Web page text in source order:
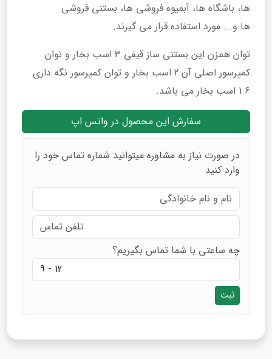
ها، باشگاه ها، آبمیوه فروشی ها، بستنی فروشی
ها و... مورد استفاده قرار می گیرند.
توان همزن این بستنی ساز قیفی 3 اسب بخار و توان
کمپرسور اصلی آن 2 اسب بخار و توان کمپرسور نگه داری
1.6 اسب بخار می باشد.
سفارش این محصول در واتس اپ
در صورت نیاز به مشاوره میتوانید شماره تماس خود را
وارد کنید
چه ساعتی با شما تماس بگیریم؟
ثبت